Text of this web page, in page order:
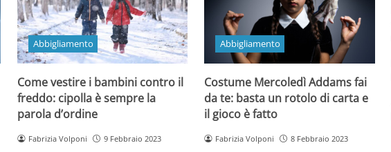
Abbigliamento
Come vestire i bambini contro il
freddo: cipolla è sempre la
parola d’ordine
Fabrizia Volponi 9 Febbraio 2023
Abbigliamento
Costume Mercoledì Addams fai
da te: basta un rotolo di carta e
il gioco è fatto
Fabrizia Volponi 8 Febbraio 2023